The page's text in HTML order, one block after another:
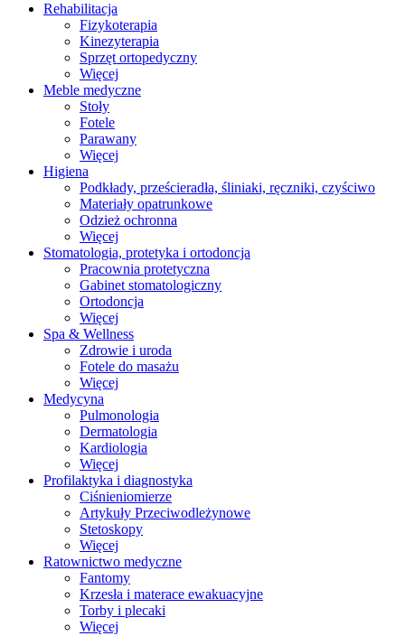
Rehabilitacja
Fizykoterapia
Kinezyterapia
Sprzęt ortopedyczny
Więcej
Meble medyczne
Stoły
Fotele
Parawany
Więcej
Higiena
Podkłady, prześcieradła, śliniaki, ręczniki, czyściwo
Materiały opatrunkowe
Odzież ochronna
Więcej
Stomatologia, protetyka i ortodoncja
Pracownia protetyczna
Gabinet stomatologiczny
Ortodoncja
Więcej
Spa & Wellness
Zdrowie i uroda
Fotele do masażu
Więcej
Medycyna
Pulmonologia
Dermatologia
Kardiologia
Więcej
Profilaktyka i diagnostyka
Ciśnieniomierze
Artykuły Przeciwodleżynowe
Stetoskopy
Więcej
Ratownictwo medyczne
Fantomy
Krzesła i materace ewakuacyjne
Torby i plecaki
Więcej